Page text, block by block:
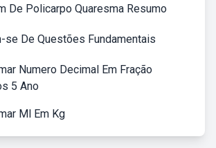
De Policarpo Quaresma Resumo
se De Questões Fundamentais
Numero Decimal Em Fração
5 Ano
Ml Em Kg